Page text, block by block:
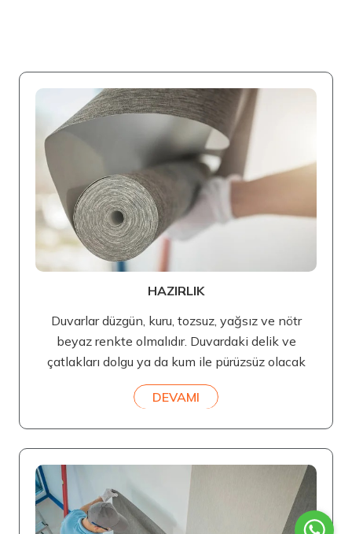
HAZIRLIK
Duvarlar düzgün, kuru, tozsuz, yağsız ve nötr
beyaz renkte olmalıdır. Duvardaki delik ve
çatlakları dolgu ya da kum ile pürüzsüz olacak
DEVAMI